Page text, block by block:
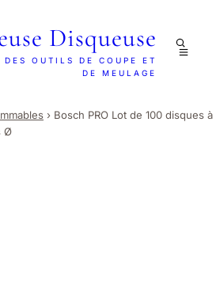
Disqueuse
DES OUTILS DE COUPE ET
DE MEULAGE
› Bosch PRO Lot de 100 disques à
Ø